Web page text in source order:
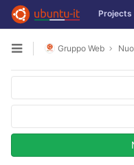
Skip to content
Projects
Open sidebar
Gruppo Web